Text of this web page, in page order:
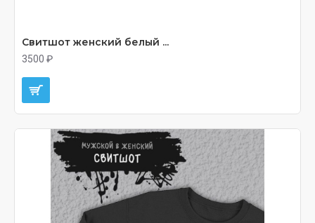
Свитшот женский белый ...
3500 ₽